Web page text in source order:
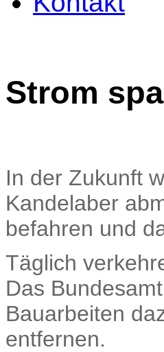
Strom
In der Zukunft
Kandelaber
befahren und
Täglich
Das
Bauarbeiten
entfernen.